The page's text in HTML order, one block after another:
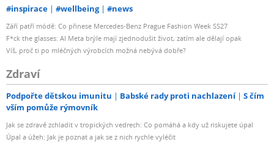
#inspirace #wellbeing #news
Září patří módě: Co přinese Mercedes-Benz Prague Fashion Week SS27
F*ck the glasses: AI Meta brýle mají zjednodušit život, zatím ale dělají opak
Víš, proč ti po mléčných výrobcích možná nebývá dobře?
Zdraví
Podpořte dětskou imunitu Babské rady proti nachlazení
S čím
vším pomůže rýmovník
Jak se zdravě zchladit v tropických vedrech: Co pomáhá a kdy už riskujete úpal
Úpal a úžeh: Jak je poznat a jak se z nich rychle vyléčit